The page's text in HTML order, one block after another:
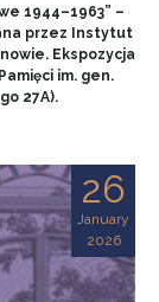
1944–1963” –
przez Instytut
Ekspozycja
im. gen.
27A).
26
January
2026